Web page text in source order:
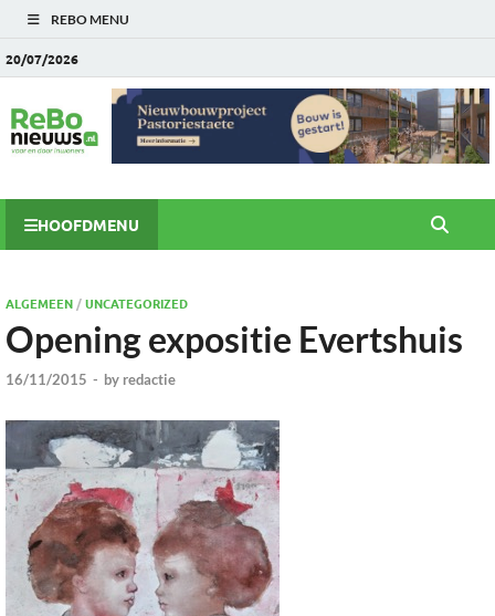
REBO MENU
20/07/2026
HOOFDMENU
ALGEMEEN/UNCATEGORIZED
Opening expositie Evertshuis
16/11/2015 - by redactie